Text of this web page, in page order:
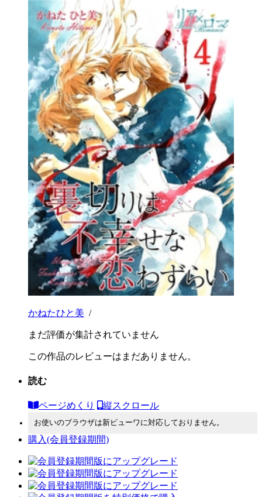
かねたひと美 /
まだ評価が集計されていません
この作品のレビューはまだありません。
読む
ページめくり 縦スクロール
お使いのブラウザは新ビューワに対応しておりません。
購入(会員登録期間)